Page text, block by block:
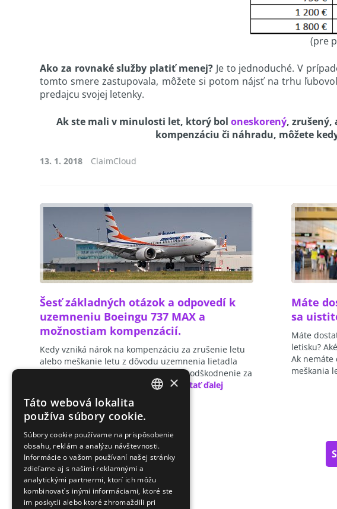
(pre prepočet kurzu EUR bol
Ako za rovnaké služby platiť menej? Je to jednoduché. V
tomto smere zastupovala, môžete si potom nájsť na trhu
predajcu svojej letenky.
Ak ste mali v minulosti let, ktorý bol oneskorený,
kompenzáciu či náhradu, môžete
13. 1. 2018 ClaimCloud
Šesť základných otázok a odpovedí k
uzemneniu Boeingu 737 MAX a
možnostiam kompenzácií.
Kedy vzniká nárok na kompenzáciu za zrušenie letu
alebo meškanie letu z dôvodu uzemnenia lietadla
typu Boeing 737 MAX? Mám nárok na odškodnenie za
zrušenie letu, keď mám zakúpený…
čítať ďalej
Máte
sa
Máte
letisku?
Ak
meškania
SLOVAK
×
Táto webová lokalita
používa súbory cookie.
Súbory cookie používame na prispôsobenie
obsahu, reklám a analýzu návštevnosti.
Informácie o vašom používaní našej stránky
zdieľame aj s našimi reklamnými a
analytickými partnermi, ktorí ich môžu
kombinovať s inými informáciami, ktoré ste
im poskytli alebo ktoré zhromaždili pri